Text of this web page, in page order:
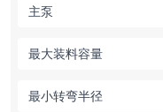
主泵
最大装料容量
最小转弯半径